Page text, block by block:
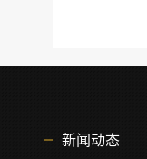
新闻动态